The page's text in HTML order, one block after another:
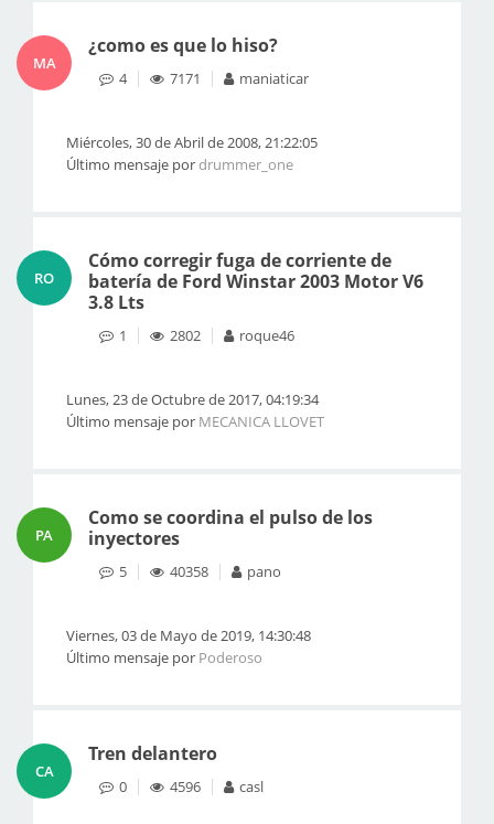
MA
¿como es que lo hiso?
4 7171 maniaticar
Miércoles, 30 de Abril de 2008, 21:22:05
Último mensaje pordrummer_one
RO
Cómo corregir fuga de corriente de
batería de Ford Winstar 2003 Motor V6
3.8 Lts
1 2802 roque46
Lunes, 23 de Octubre de 2017, 04:19:34
Último mensaje por MECANICA LLOVET
PA
Como se coordina el pulso de los
inyectores
5 40358 pano
Viernes, 03 de Mayo de 2019, 14:30:48
Último mensaje por Poderoso
CA
Tren delantero
0 4596 casl